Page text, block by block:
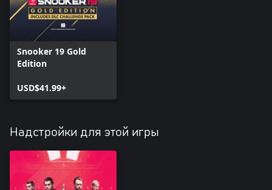
Snooker 19 Gold
Edition
USD$41.99+
Надстройки для этой игры